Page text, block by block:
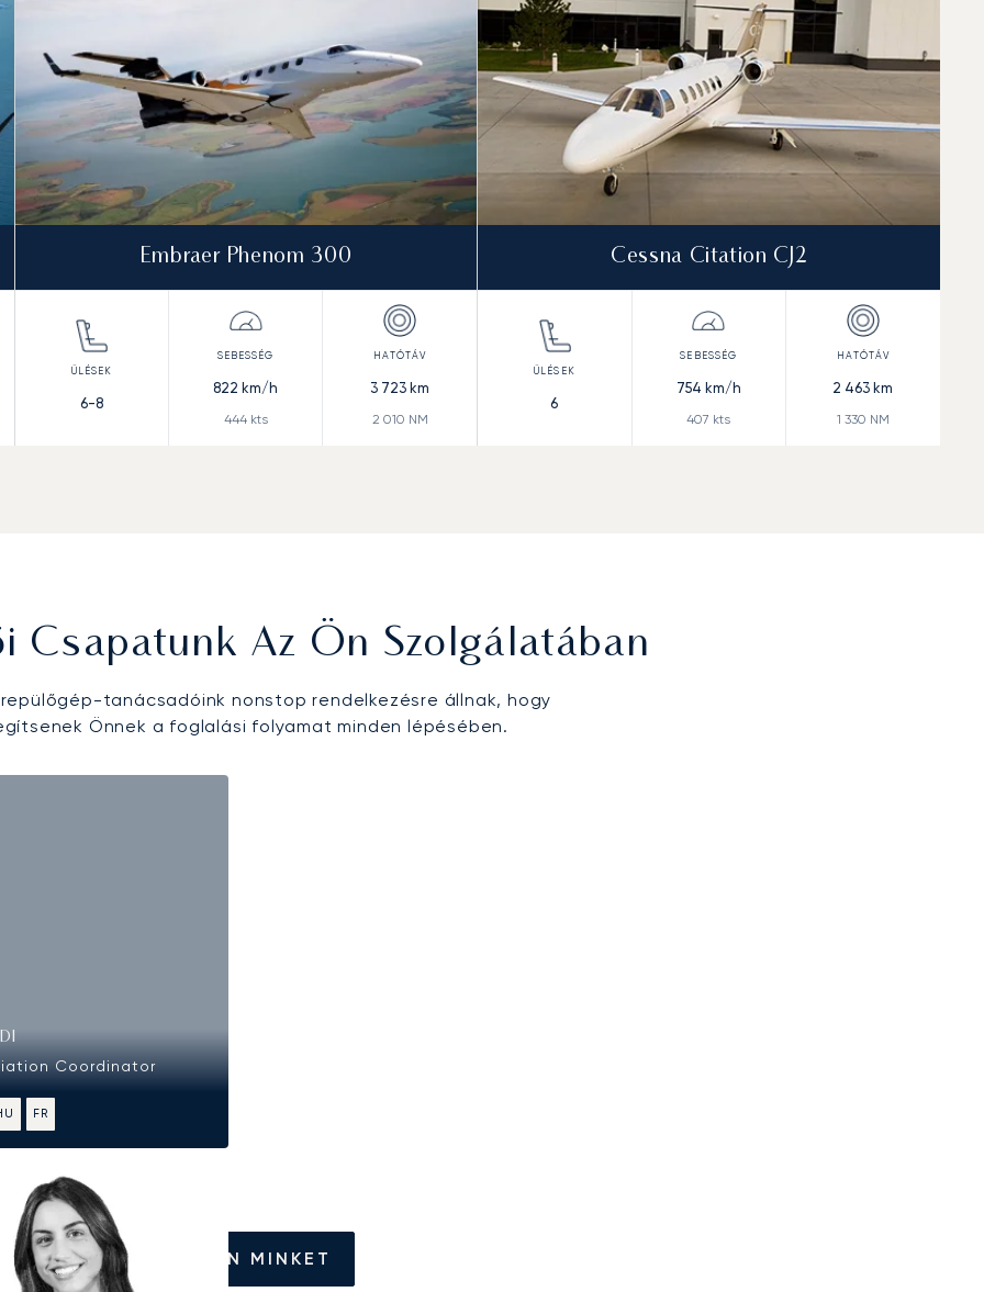
Embraer Phenom 300
6-8
822 km/h
444kts
3 723 km
2 010 NM
Cessna Citation CJ2
6
754 km/h
407 kts
2 463 km
1 330 NM
Csapatunk Az Ön Szolgálatában
tanácsadóink nonstop rendelkezésre állnak, hogy
Önnek a foglalási folyamat minden lépésében.
Coordinator
FR
HÍVJON MINKET